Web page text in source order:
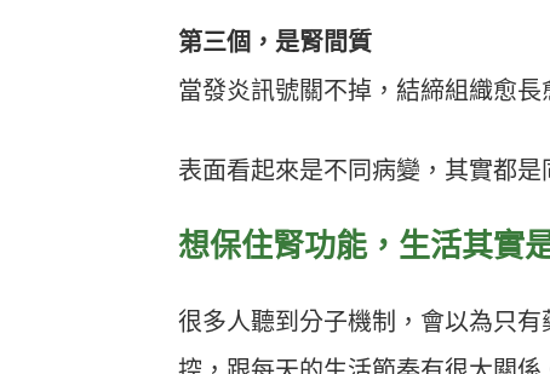
第三個，是腎間質
當發炎訊號關不掉，結締組織愈長
表面看起來是不同病變，其實都是
想保住腎功能，生活其實
很多人聽到分子機制，會以為只